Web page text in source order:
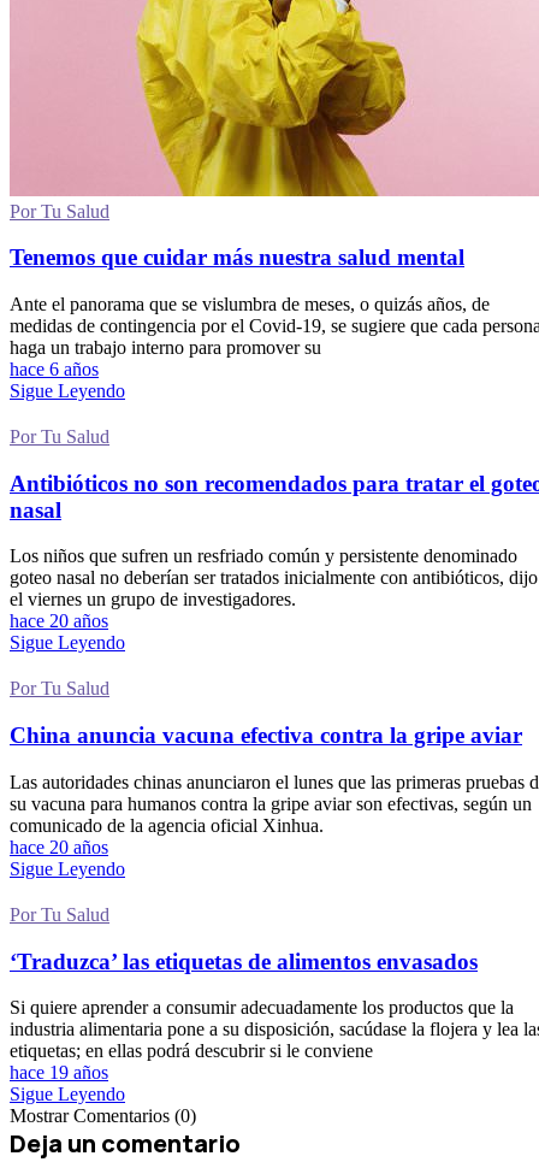
Por Tu Salud
Tenemos que cuidar más nuestra salud mental
Ante el panorama que se vislumbra de meses, o quizás años, de
medidas de contingencia por el Covid-19, se sugiere que cada
haga un trabajo interno para promover su
hace 6 años
Sigue Leyendo
Por Tu Salud
Antibióticos no son recomendados para tratar el
nasal
Los niños que sufren un resfriado común y persistente denominado
goteo nasal no deberían ser tratados inicialmente con antibióticos, dijo
el viernes un grupo de investigadores.
hace 20 años
Sigue Leyendo
Por Tu Salud
China anuncia vacuna efectiva contra la gripe aviar
Las autoridades chinas anunciaron el lunes que las primeras pruebas
su vacuna para humanos contra la gripe aviar son efectivas, según un
comunicado de la agencia oficial Xinhua.
hace 20 años
Sigue Leyendo
Por Tu Salud
‘Traduzca’ las etiquetas de alimentos envasados
Si quiere aprender a consumir adecuadamente los productos que la
industria alimentaria pone a su disposición, sacúdase la flojera y lea
etiquetas; en ellas podrá descubrir si le conviene
hace 19 años
Sigue Leyendo
Mostrar Comentarios (0)
Deja un comentario